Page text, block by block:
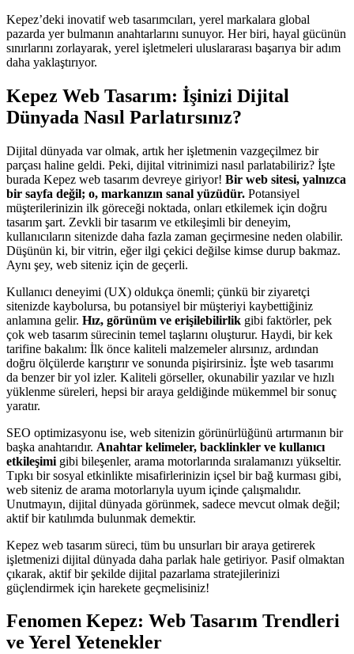
Kepez’deki inovatif web tasarımcıları, yerel markalara global
pazarda yer bulmanın anahtarlarını sunuyor. Her biri, hayal gücünün
sınırlarını zorlayarak, yerel işletmeleri uluslararası başarıya bir adım
daha yaklaştırıyor.
Kepez Web Tasarım: İşinizi Dijital
Dünyada Nasıl Parlatırsınız?
Dijital dünyada var olmak, artık her işletmenin vazgeçilmez bir
parçası haline geldi. Peki, dijital vitrinimizi nasıl parlatabiliriz? İşte
burada Kepez web tasarım devreye giriyor! Bir web sitesi, yalnızca
bir sayfa değil; o, markanızın sanal yüzüdür. Potansiyel
müşterilerinizin ilk göreceği noktada, onları etkilemek için doğru
tasarım şart. Zevkli bir tasarım ve etkileşimli bir deneyim,
kullanıcıların sitenizde daha fazla zaman geçirmesine neden olabilir.
Düşünün ki, bir vitrin, eğer ilgi çekici değilse kimse durup bakmaz.
Aynı şey, web siteniz için de geçerli.
Kullanıcı deneyimi (UX) oldukça önemli; çünkü bir ziyaretçi
sitenizde kaybolursa, bu potansiyel bir müşteriyi kaybettiğiniz
anlamına gelir. Hız, görünüm ve erişilebilirlik gibi faktörler, pek
çok web tasarım sürecinin temel taşlarını oluşturur. Haydi, bir kek
tarifine bakalım: İlk önce kaliteli malzemeler alırsınız, ardından
doğru ölçülerde karıştırır ve sonunda pişirirsiniz. İşte web tasarımı
da benzer bir yol izler. Kaliteli görseller, okunabilir yazılar ve hızlı
yüklenme süreleri, hepsi bir araya geldiğinde mükemmel bir sonuç
yaratır.
SEO optimizasyonu ise, web sitenizin görünürlüğünü artırmanın bir
başka anahtarıdır. Anahtar kelimeler, backlinkler ve kullanıcı
etkileşimi gibi bileşenler, arama motorlarında sıralamanızı yükseltir.
Tıpkı bir sosyal etkinlikte misafirlerinizin içsel bir bağ kurması gibi,
web siteniz de arama motorlarıyla uyum içinde çalışmalıdır.
Unutmayın, dijital dünyada görünmek, sadece mevcut olmak değil;
aktif bir katılımda bulunmak demektir.
Kepez web tasarım süreci, tüm bu unsurları bir araya getirerek
işletmenizi dijital dünyada daha parlak hale getiriyor. Pasif olmaktan
çıkarak, aktif bir şekilde dijital pazarlama stratejilerinizi
güçlendirmek için harekete geçmelisiniz!
Fenomen Kepez: Web Tasarım Trendleri
ve Yerel Yetenekler